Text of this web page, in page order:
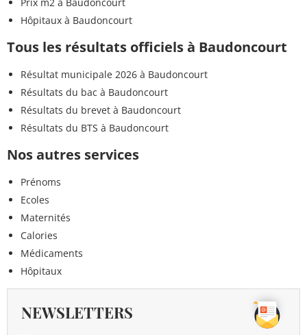
Prix m2 à Baudoncourt
Hôpitaux à Baudoncourt
Tous les résultats officiels à Baudoncourt
Résultat municipale 2026 à Baudoncourt
Résultats du bac à Baudoncourt
Résultats du brevet à Baudoncourt
Résultats du BTS à Baudoncourt
Nos autres services
Prénoms
Ecoles
Maternités
Calories
Médicaments
Hôpitaux
NEWSLETTERS